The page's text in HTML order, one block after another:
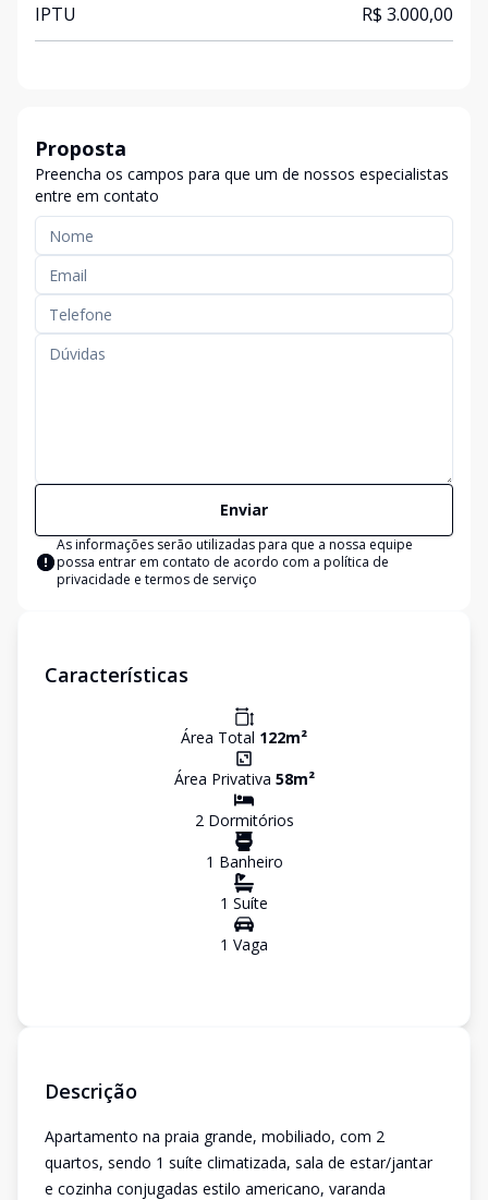
IPTU R$ 3.000,00
Proposta
Preencha os campos para que um de nossos especialistas
entre em contato
Enviar
As informações serão utilizadas para que a nossa equipe
possa entrar em contato de acordo com a política de
privacidade e termos de serviço
Características
Área Total 122m²
Área Privativa 58m²
2Dormitórios
1 Banheiro
1 Suíte
1 Vaga
Descrição
Apartamento na praia grande, mobiliado, com 2
quartos, sendo 1 suíte climatizada, sala de estar/jantar
e cozinha conjugadas estilo americano, varanda